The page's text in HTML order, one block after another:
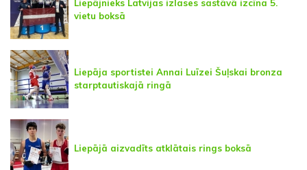
Liepājnieks Latvijas izlases sastāvā izcīna 5.
vietu boksā
Liepāja sportistei Annai Luīzei Šuļskai bronza
starptautiskajā ringā
Liepājā aizvadīts atklātais rings boksā